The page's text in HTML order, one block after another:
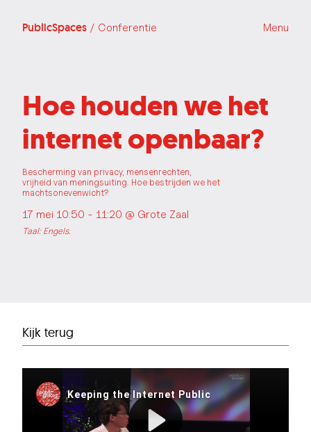
PublicSpaces / Conferentie Menu
Hoe houden we het
internet openbaar?
Bescherming van privacy, mensenrechten,
vrijheid van meningsuiting. Hoe bestrijden we het
machtsonevenwicht?
17 mei 10:50 - 11:20 @ Grote Zaal
Taal: Engels.
Kijk terug